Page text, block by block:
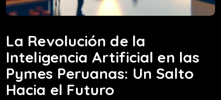
La Revolución de la
Inteligencia Artificial en las
Pymes Peruanas: Un Salto
Hacia el Futuro